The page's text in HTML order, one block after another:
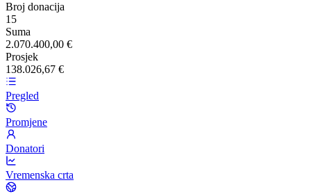
Broj donacija
15
Suma
2.070.400,00 €
Prosjek
138.026,67 €
Pregled
Promjene
Donatori
Vremenska crta